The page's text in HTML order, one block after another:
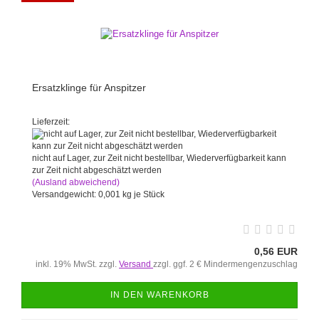
Ersatzklinge für Anspitzer
Lieferzeit:
nicht auf Lager, zur Zeit nicht bestellbar, Wiederverfügbarkeit kann
zur Zeit nicht abgeschätzt werden
(Ausland abweichend)
Versandgewicht: 0,001 kg je Stück
0,56 EUR
inkl. 19% MwSt. zzgl. Versand zzgl. ggf. 2 € Mindermengenzuschlag
IN DEN WARENKORB